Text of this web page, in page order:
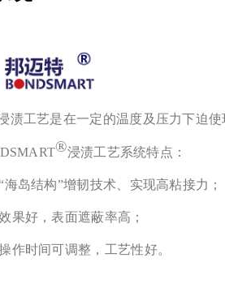
渍工艺是在一定的温度及压力下迫
®浸渍工艺系统特点：
海岛结构”增韧技术、实现高粘接力；
果好，表面遮蔽率高；
作时间可调整，工艺性好。